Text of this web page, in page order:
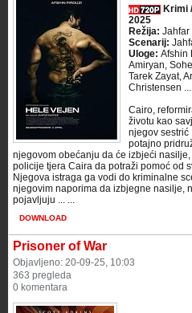
Krimi
2025
Režija: Jahfar
Scenarij:
Uloge: Afshin
Amiryan,
Tarek Zayat,
Christensen ...
Cairo,
životu kao
njegov sestrić
potajno
njegovom obećanju da će izbjeći
policije tjera Caira da potraži pomoć od
Njegova istraga ga vodi do kriminalne
njegovim naporima da izbjegne nasilje,
pojavljuju ... ...
DOWNLOAD
Prisoner of War
Objavljeno: 20-09-25, 10:03
363 pregleda
0 komentara